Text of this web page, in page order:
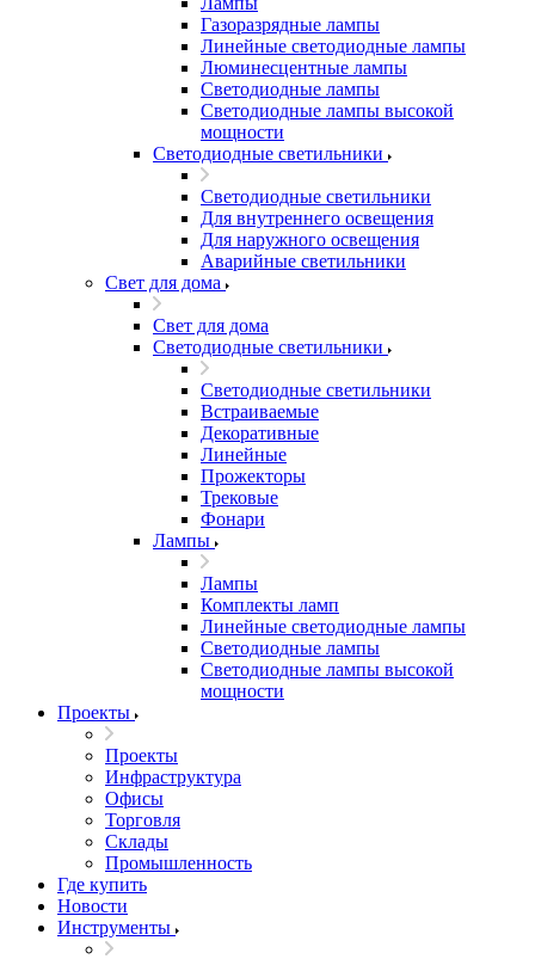
Газоразрядные лампы
Линейные светодиодные лампы
Люминесцентные лампы
Светодиодные лампы
Светодиодные лампы высокой
мощности
Светодиодные светильники
Светодиодные светильники
Для внутреннего освещения
Для наружного освещения
Аварийные светильники
Свет для дома
Свет для дома
Светодиодные светильники
Светодиодные светильники
Встраиваемые
Декоративные
Линейные
Прожекторы
Трековые
Фонари
Лампы
Лампы
Комплекты ламп
Линейные светодиодные лампы
Светодиодные лампы
Светодиодные лампы высокой
мощности
Проекты
Проекты
Инфраструктура
Офисы
Торговля
Склады
Промышленность
Где купить
Новости
Инструменты